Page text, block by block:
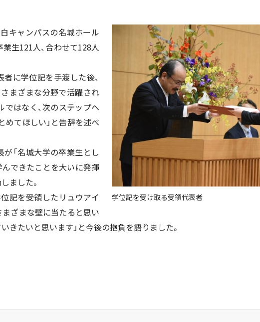
学位記を受け取る受領代表者
キャンパスの名城ホール
生121人、合わせて128人
に学位記を手渡した後、
まざまな分野で活躍され
はなく、次のステップへ
てほしい」と告辞を述べ
「名城大学の卒業生とし
できたことを大いに発揮
ました。
記を受領したリュウアイ
まざまな壁に当たると思い
きたいと思います」と今後の抱負を語りました。